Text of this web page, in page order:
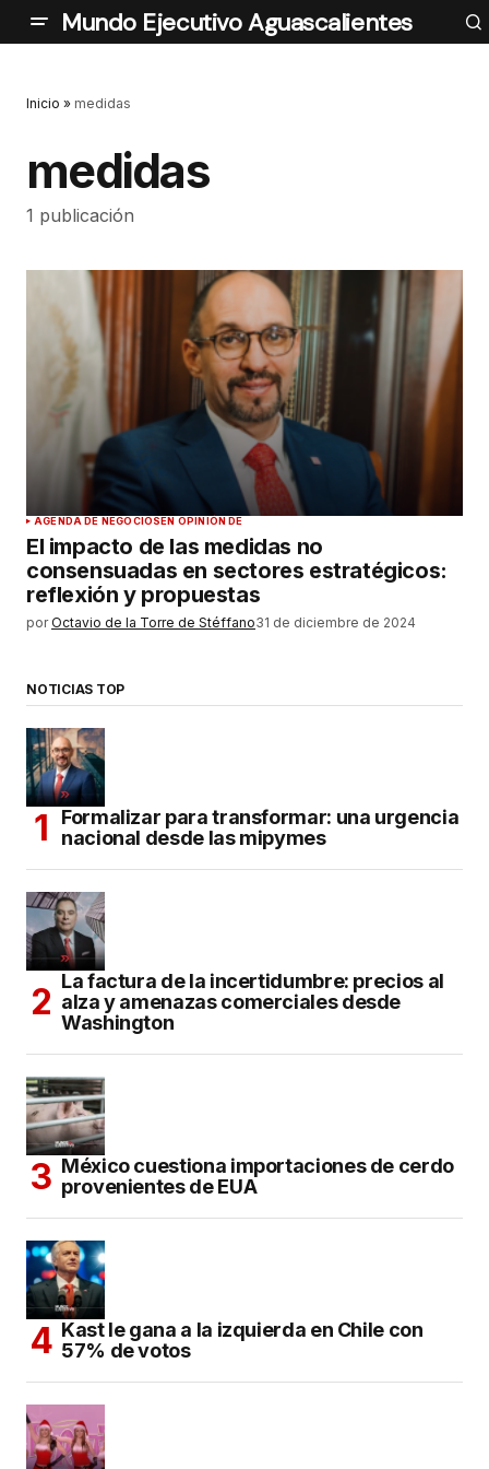
Mundo Ejecutivo Aguascalientes
Inicio » medidas
medidas
1 publicación
AGENDA DE NEGOCIOSEN OPINIÓN DE
El impacto de las medidas no
consensuadas en sectores estratégicos:
reflexión y propuestas
por Octavio de la Torre de Stéffano31 de diciembre de 2024
NOTICIAS TOP
Formalizar para transformar: una urgencia
nacional desde las mipymes
La factura de la incertidumbre: precios al
alza y amenazas comerciales desde
Washington
México cuestiona importaciones de cerdo
provenientes de EUA
Kast le gana a la izquierda en Chile con
57% de votos